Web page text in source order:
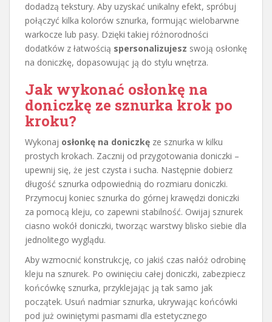
dodadzą tekstury. Aby uzyskać unikalny efekt, spróbuj
połączyć kilka kolorów sznurka, formując wielobarwne
warkocze lub pasy. Dzięki takiej różnorodności
dodatków z łatwością spersonalizujesz swoją osłonkę
na doniczkę, dopasowując ją do stylu wnętrza.
Jak wykonać osłonkę na
doniczkę ze sznurka krok po
kroku?
Wykonaj osłonkę na doniczkę ze sznurka w kilku
prostych krokach. Zacznij od przygotowania doniczki –
upewnij się, że jest czysta i sucha. Następnie dobierz
długość sznurka odpowiednią do rozmiaru doniczki.
Przymocuj koniec sznurka do górnej krawędzi doniczki
za pomocą kleju, co zapewni stabilność. Owijaj sznurek
ciasno wokół doniczki, tworząc warstwy blisko siebie dla
jednolitego wyglądu.
Aby wzmocnić konstrukcję, co jakiś czas nałóż odrobinę
kleju na sznurek. Po owinięciu całej doniczki, zabezpiecz
końcówkę sznurka, przyklejając ją tak samo jak
początek. Usuń nadmiar sznurka, ukrywając końcówki
pod już owiniętymi pasmami dla estetycznego